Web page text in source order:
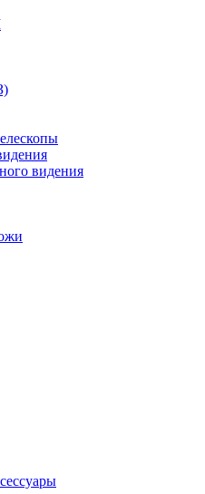
видения